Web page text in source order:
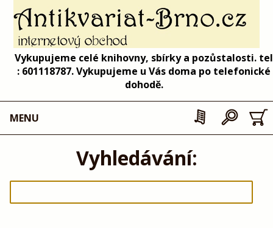
Vykupujeme celé knihovny, sbírky a pozůstalosti. tel
: 601118787. Vykupujeme u Vás doma po telefonické
dohodě.
MENU
Vyhledávání: